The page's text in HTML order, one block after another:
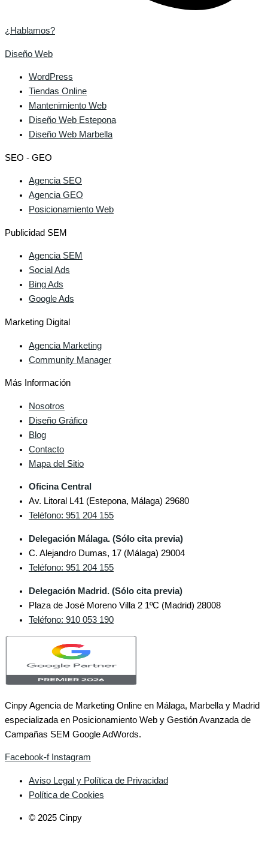
¿Hablamos?
Diseño Web
WordPress
Tiendas Online
Mantenimiento Web
Diseño Web Estepona
Diseño Web Marbella
SEO - GEO
Agencia SEO
Agencia GEO
Posicionamiento Web
Publicidad SEM
Agencia SEM
Social Ads
Bing Ads
Google Ads
Marketing Digital
Agencia Marketing
Community Manager
Más Información
Nosotros
Diseño Gráfico
Blog
Contacto
Mapa del Sitio
Oficina Central
Av. Litoral L41 (Estepona, Málaga) 29680
Teléfono: 951 204 155
Delegación Málaga. (Sólo cita previa)
C. Alejandro Dumas, 17 (Málaga) 29004
Teléfono: 951 204 155
Delegación Madrid. (Sólo cita previa)
Plaza de José Moreno Villa 2 1ºC (Madrid) 28008
Teléfono: 910 053 190
Cinpy Agencia de Marketing Online en Málaga, Marbella y Madrid
especializada en Posicionamiento Web y Gestión Avanzada de
Campañas SEM Google AdWords.
Facebook-f Instagram
Aviso Legal y Política de Privacidad
Política de Cookies
© 2025 Cinpy